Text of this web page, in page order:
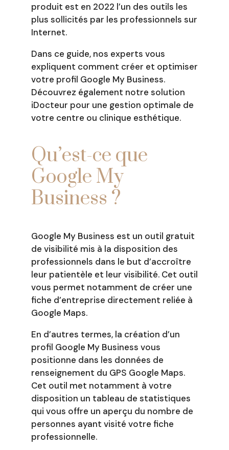
produit est en 2022 l’un des outils les
plus sollicités par les professionnels sur
Internet.
Dans ce guide, nos experts vous
expliquent comment créer et optimiser
votre profil Google My Business.
Découvrez également notre solution
iDocteur pour une gestion optimale de
votre centre ou clinique esthétique.
Qu’est-ce que
Google My
Business ?
Google My Business est un outil gratuit
de visibilité mis à la disposition des
professionnels dans le but d’accroître
leur patientèle et leur visibilité. Cet outil
vous permet notamment de créer une
fiche d’entreprise directement reliée à
Google Maps.
En d’autres termes, la création d’un
profil Google My Business vous
positionne dans les données de
renseignement du GPS Google Maps.
Cet outil met notamment à votre
disposition un tableau de statistiques
qui vous offre un aperçu du nombre de
personnes ayant visité votre fiche
professionnelle.